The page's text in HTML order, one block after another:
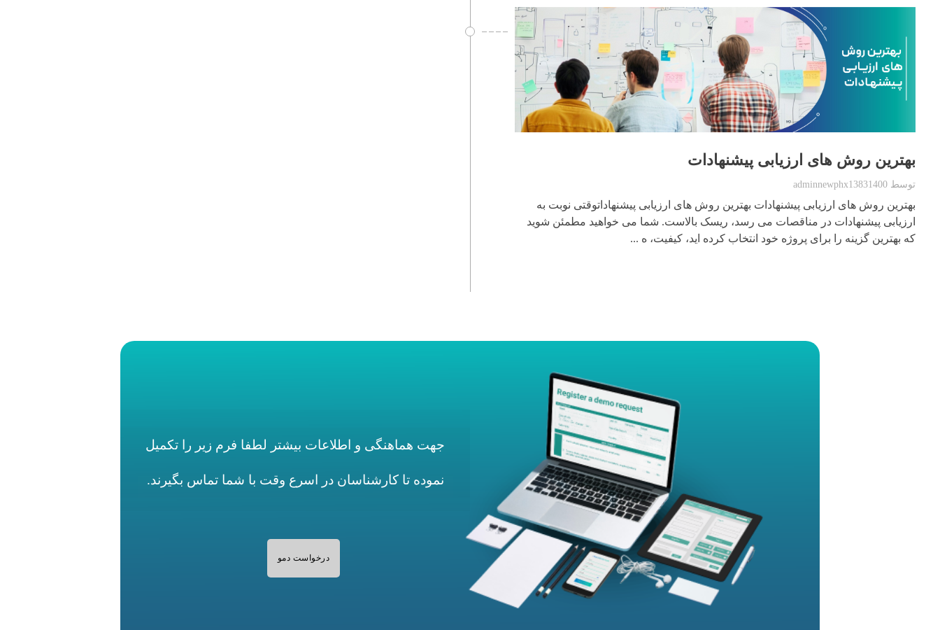
بهترین روش های ارزیابی پیشنهادات
توسط adminnewphx13831400
بهترین روش های ارزیابی پیشنهادات بهترین روش های ارزیابی پیشنهاداتوقتی نوبت به
ارزیابی پیشنهادات در مناقصات می رسد، ریسک بالاست. شما می خواهید مطمئن شوید
که بهترین گزینه را برای پروژه خود انتخاب کرده اید، کیفیت، ه ...
جهت هماهنگی و اطلاعات بیشتر لطفا فرم زیر را تکمیل
نموده تا کارشناسان در اسرع وقت با شما تماس بگیرند.
درخواست دمو